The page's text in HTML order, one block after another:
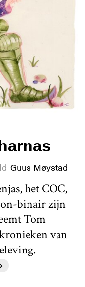
Guus Møystad
het COC,
binair zijn
Tom
van